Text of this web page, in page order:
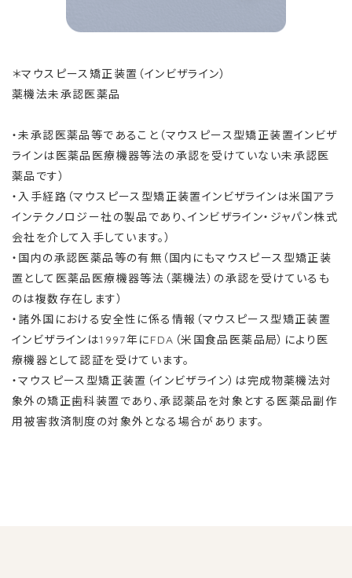
＊マウスピース矯正装置（インビザライン）
薬機法未承認医薬品
・未承認医薬品等であること（マウスピース型矯正装置インビザ
ラインは医薬品医療機器等法の承認を受けていない未承認医
薬品です）
・入手経路（マウスピース型矯正装置インビザラインは米国アラ
インテクノロジー社の製品であり、インビザライン・ジャパン株式
会社を介して入手しています。）
・国内の承認医薬品等の有無（国内にもマウスピース型矯正装
置として医薬品医療機器等法（薬機法）の承認を受けているも
のは複数存在します）
・諸外国における安全性に係る情報（マウスピース型矯正装置
インビザラインは1997年にFDA（米国食品医薬品局）により医
療機器として認証を受けています。
・マウスピース型矯正装置（インビザライン）は完成物薬機法対
象外の矯正歯科装置であり、承認薬品を対象とする医薬品副作
用被害救済制度の対象外となる場合があります。